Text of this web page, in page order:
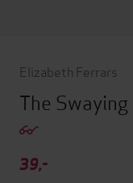
Elizabeth Ferrars
The
39,-